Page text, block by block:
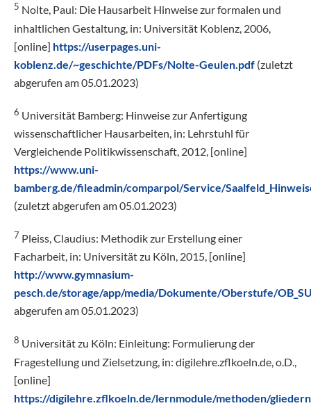
5 Nolte, Paul: Die Hausarbeit Hinweise zur formalen und
inhaltlichen Gestaltung, in: Universität Koblenz, 2006,
[online] https://userpages.uni-
koblenz.de/~geschichte/PDFs/Nolte-Geulen.pdf (zuletzt
abgerufen am 05.01.2023)
6 Universität Bamberg: Hinweise zur Anfertigung
wissenschaftlicher Hausarbeiten, in: Lehrstuhl für
Vergleichende Politikwissenschaft, 2012, [online]
https://www.uni-
bamberg.de/fileadmin/comparpol/Service/
(zuletzt abgerufen am 05.01.2023)
7 Pleiss, Claudius: Methodik zur Erstellung einer
Facharbeit, in: Universität zu Köln, 2015, [online]
http://www.gymnasium-
pesch.de/storage/app/media/Dokumente/Oberstufe/
abgerufen am 05.01.2023)
8 Universität zu Köln: Einleitung: Formulierung der
Fragestellung und Zielsetzung, in: digilehre.zflkoeln.de, o.D.,
[online]
https://digilehre.zflkoeln.de/lernmodule/methoden/